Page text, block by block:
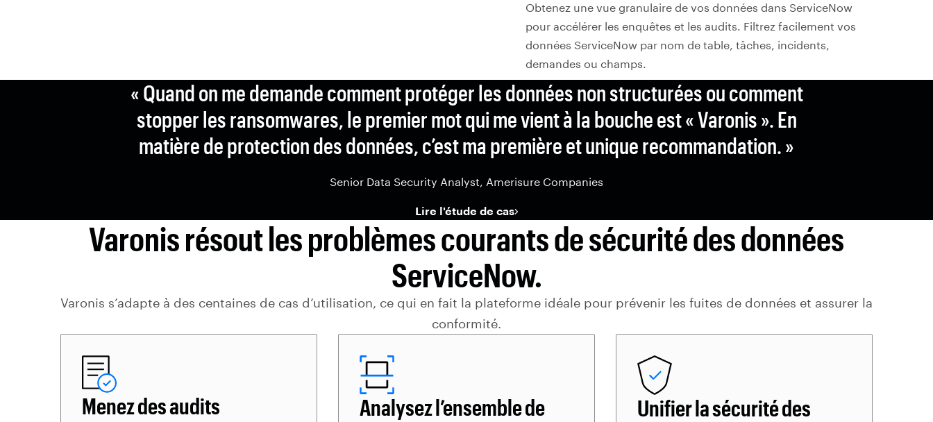
Obtenez une vue granulaire de vos données dans ServiceNow
pour accélérer les enquêtes et les audits. Filtrez facilement vos
données ServiceNow par nom de table, tâches, incidents,
demandes ou champs.
« Quand on me demande comment protéger les données non structurées ou comment
stopper les ransomwares, le premier mot qui me vient à la bouche est « Varonis ». En
matière de protection des données, c’est ma première et unique recommandation. »
Senior Data Security Analyst, Amerisure Companies
Lire l'étude de cas
Varonis résout les problèmes courants de sécurité des données
ServiceNow.
Varonis s’adapte à des centaines de cas d’utilisation, ce qui en fait la plateforme idéale pour prévenir les fuites de données et assurer la
conformité.
Menez des audits
Analysez l’ensemble de
Unifier la sécurité des